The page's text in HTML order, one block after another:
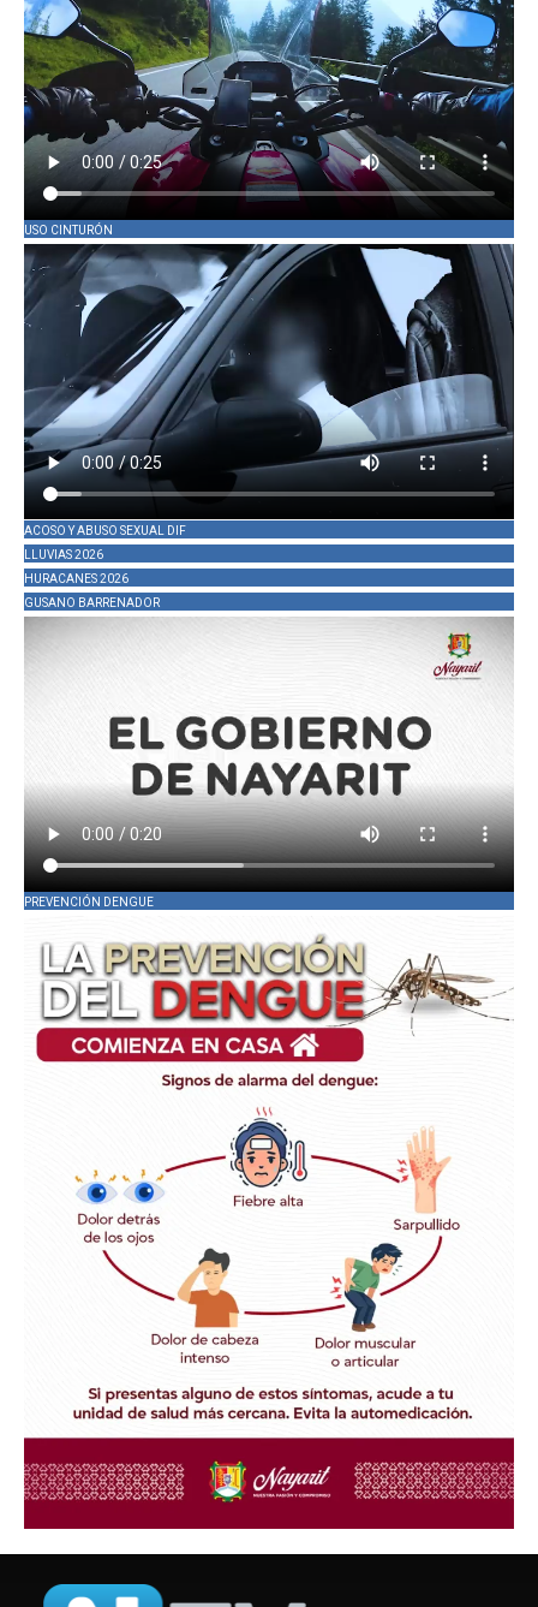
USO CINTURÓN
ACOSO Y ABUSO SEXUAL DIF
LLUVIAS 2026
HURACANES 2026
GUSANO BARRENADOR
PREVENCIÓN DENGUE